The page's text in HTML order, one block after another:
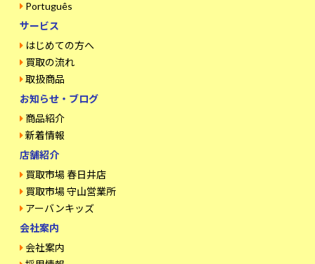
Português
サービス
はじめての方へ
買取の流れ
取扱商品
お知らせ・ブログ
商品紹介
新着情報
店舗紹介
買取市場 春日井店
買取市場 守山営業所
アーバンキッズ
会社案内
会社案内